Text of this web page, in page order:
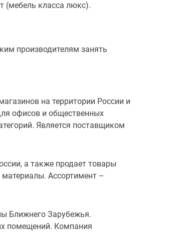
(мебель класса люкс).
производителям занять
на территории России и
офисов и общественных
Является поставщиком
а также продает товары
Ассортимент –
Ближнего Зарубежья.
помещений. Компания